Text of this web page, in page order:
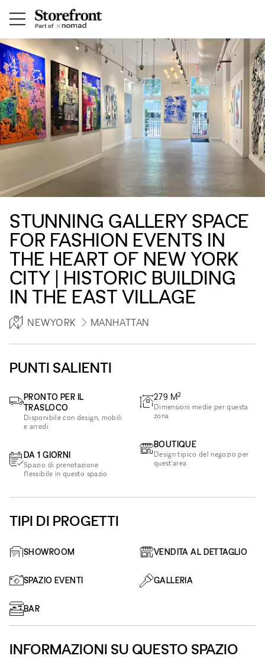
STUNNING GALLERY SPACE
FOR FASHION EVENTS IN
THE HEART OF NEW YORK
CITY | HISTORIC BUILDING
IN THE EAST VILLAGE
NEWYORK MANHATTAN
PUNTI SALIENTI
PRONTO PER IL
TRASLOCO
Disponibile con design, mobili
e arredi
DA 1 GIORNI
Spazio di prenotazione
flessibile in questo spazio
279 M2
Dimensioni medie per questa
zona
BOUTIQUE
Design tipico del negozio per
quest'area
TIPI DI PROGETTI
SHOWROOM VENDITA AL DETTAGLIO
SPAZIO EVENTI GALLERIA
BAR
INFORMAZIONI SU QUESTO SPAZIO